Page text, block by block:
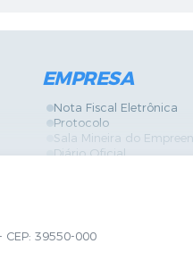
EMPRESA
Nota Fiscal Eletrônica
Protocolo
Sala Mineira do
Diário Oficial
Serviços Online
Vigilância Sanitária
39550-000